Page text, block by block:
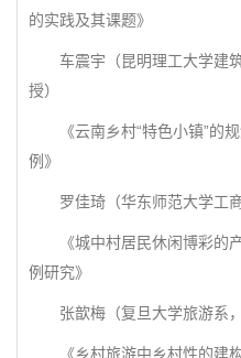
的实践及其课题》
车震宇（昆明理工大学建筑
授）
《云南乡村“特色小镇”的
例》
罗佳琦（华东师范大学工商
《城中村居民休闲博彩的
例研究》
张歆梅（复旦大学旅游系，
《乡村旅游中乡村性的建构